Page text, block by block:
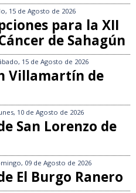
15 de Agosto de 2026
para la XII
de Sahagún
15 de Agosto de 2026
Villamartín de
10 de Agosto de 2026
San Lorenzo de
09 de Agosto de 2026
El Burgo Ranero